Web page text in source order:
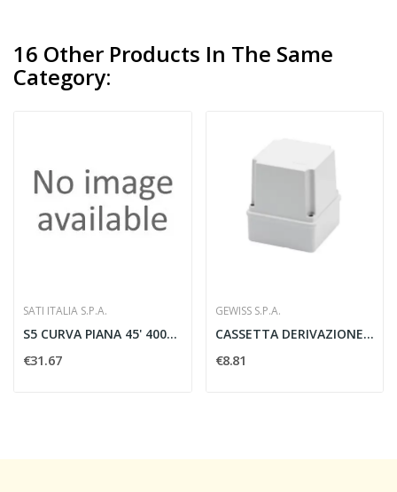
16 Other Products In The Same
Category:
SATI ITALIA S.P.A.
S5 CURVA PIANA 45' 400X80 ZS
€31.67
GEWISS S.P.A.
CASSETTA DERIVAZIONE COPERCHIO ALTO IP56...
€8.81